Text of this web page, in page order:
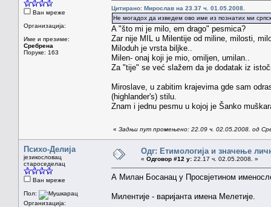
Ван мреже
Организација:
Име и презиме:
Сребрена
Поруке: 163
Цитирано: Мирослав на 23.37 ч. 01.05.2008.
Не могадох да изведем ово име из познатих ми
A "što mi je milo, em drago" pesmica?
Zar nije MIL u Milentije od miline, milosti,
Miloduh je vrsta biljke..
Milen- onaj koji je mio, omiljen, umilan..
Za "tije" se već slažem da je dodatak iz
Miroslave, u zabitim krajevima gde sam
(highlander's) stilu.
Znam i jednu pesmu u kojoj je Šanko
« Задњи пут промењено: 22.09 ч. 02.05.2008. од
Психо-Делија
језикословац
староседелац
Ван мреже
Пол:
Организација:
Одг: Етимологија и значење
« Одговор #12 у: 22.17 ч. 02.05.2008. »
А Милан Босанац у Просвјетином
Милентије - варијанта имена Мелетије.